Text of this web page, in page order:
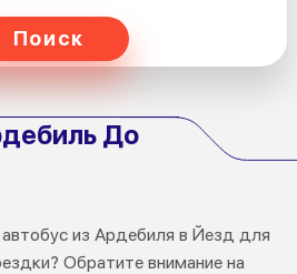
Поиск
До
из Ардебиля в Йезд для
Обратите внимание на